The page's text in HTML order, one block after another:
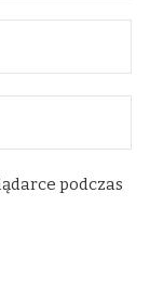
podczas